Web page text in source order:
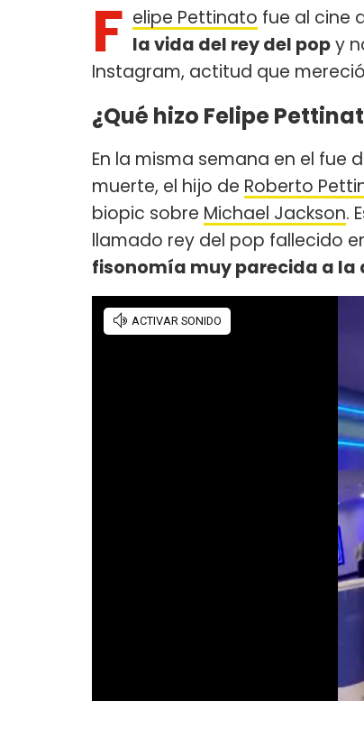
F elipe Pettinato fue al cine
la vida del rey del popy
Instagram, actitud que mereció
¿Qué hizo Felipe
En la misma semana en el
muerte, el hijo de Roberto
biopic sobre Michael Jackson.
llamado rey del pop fallecido
fisonomía muy parecida a la